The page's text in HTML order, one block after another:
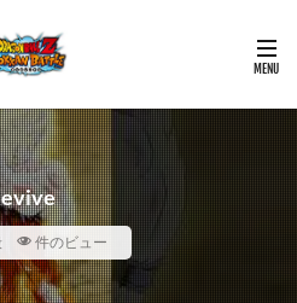
件のビュー